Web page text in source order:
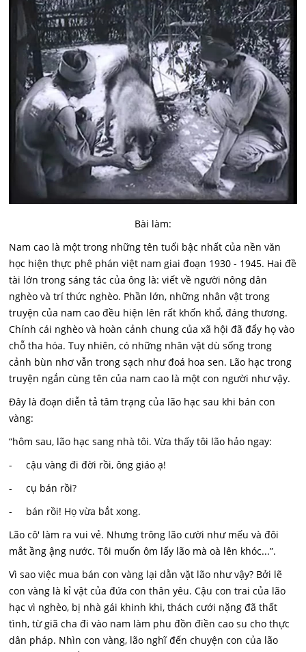
Bài làm:
Nam cao là một trong những tên tuổi bậc nhất của nền văn
học hiện thực phê phán việt nam giai đoạn 1930 - 1945. Hai đề
tài lớn trong sáng tác của ông là: viết về người nông dân
nghèo và trí thức nghèo. Phần lớn, những nhân vật trong
truyện của nam cao đều hiện lên rất khốn khổ, đáng thương.
Chính cái nghèo và hoàn cảnh chung của xã hội đã đẩy họ vào
chỗ tha hóa. Tuy nhiên, có những nhân vật dù sống trong
cảnh bùn nhơ vẫn trong sạch như đoá hoa sen. Lão hạc trong
truyện ngắn cùng tên của nam cao là một con người như vậy.
Đây là đoạn diễn tả tâm trạng của lão hạc sau khi bán con
vàng:
“hôm sau, lão hạc sang nhà tôi. Vừa thấy tôi lão hảo ngay:
- cậu vàng đi đời rồi, ông giáo ạ!
- cụ bán rồi?
- bán rồi! Họ vừa bắt xong.
Lão cô' làm ra vui vẻ. Nhưng trông lão cười như mếu và đôi
mắt ầng ậng nước. Tôi muốn ôm lấy lão mà oà lên khóc...”.
Vì sao việc mua bán con vàng lại dằn vặt lão như vậy? Bởi lẽ
con vàng là kỉ vật của đứa con thân yêu. Cậu con trai của lão
hạc vì nghèo, bị nhà gái khinh khi, thách cưới nặng đã thất
tình, từ giã cha đi vào nam làm phu đồn điền cao su cho thực
dân pháp. Nhìn con vàng, lão nghĩ đến chuyện con của lão